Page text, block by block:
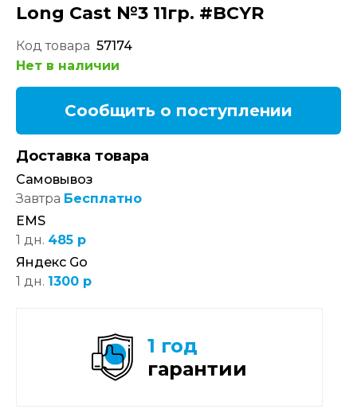
Long Cast №3 11гр. #BCYR
Код товара 57174
Нет в наличии
Сообщить о поступлении
Доставка товара
Самовывоз
Завтра Бесплатно
EMS
1 дн. 485 р
Яндекс Go
1 дн. 1300 р
1 год
гарантии